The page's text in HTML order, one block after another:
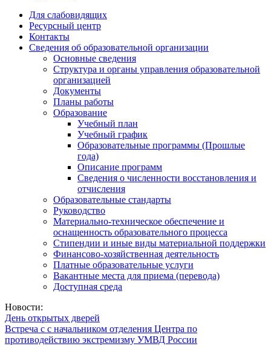
Для слабовидящих
Ресурсный центр
Контакты
Сведения об образовательной организации
Основные сведения
Структура и органы управления образовательной
организацией
Документы
Планы работы
Образование
Учебный план
Учебный график
Образовательные программы (Прошлые
года)
Описание программ
Сведения о численности восстановления и
отчисления
Образовательные стандарты
Руководство
Материально-техническое обеспечение и
оснащенность образовательного процесса
Стипендии и иные виды материальной поддержки
Финансово-хозяйственная деятельность
Платные образовательные услуги
Вакантные места для приема (перевода)
Доступная среда
Новости:
День открытых дверей
Встреча с с начальником отделения Центра по
противодействию экстремизму УМВД России